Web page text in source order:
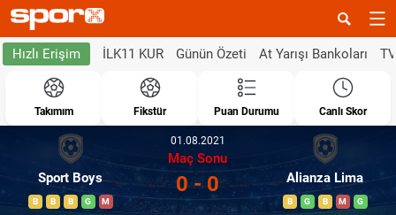
Hızlı Erişim İLK11 KUR Günün Özeti At Yarışı Bankoları
Takımım Fikstür Puan Durumu Canlı Skor
Sport Boys
B B B G M
01.08.2021
Maç Sonu
0 - 0 Alianza Lima
B G B M G